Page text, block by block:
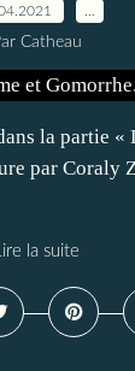
Catheau
la partie
par Coraly
la suite